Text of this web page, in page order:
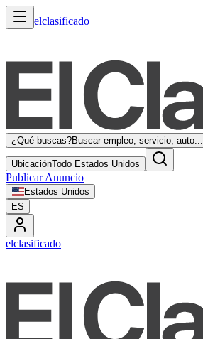
elclasificado
¿Qué buscas?Buscar empleo, servicio, auto...
UbicaciónTodo Estados Unidos
Publicar Anuncio
Estados Unidos
ES
elclasificado